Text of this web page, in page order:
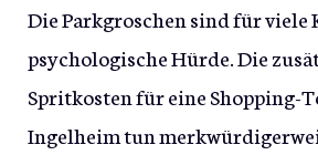
Die Parkgroschen sind für viele
psychologische Hürde. Die
Spritkosten für eine Shopping-
Ingelheim tun